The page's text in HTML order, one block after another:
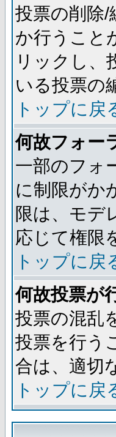
投票の削除/
か行うこと
リックし、
いる投票の
トップに戻
何故フォー
一部のフォ
に制限がか
限は、モデ
応じて権限
トップに戻
何故投票が
投票の混乱
投票を行う
合は、適切
トップに戻